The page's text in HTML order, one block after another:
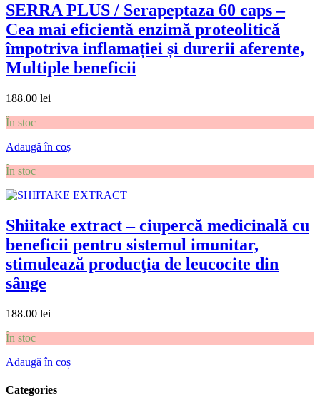
SERRA PLUS / Serapeptaza 60 caps –
Cea mai eficientă enzimă proteolitică
împotriva inflamației și durerii aferente,
Multiple beneficii
188.00 lei
În stoc
Adaugă în coș
În stoc
Shiitake extract – ciupercă medicinală cu
beneficii pentru sistemul imunitar,
stimulează producţia de leucocite din
sânge
188.00 lei
În stoc
Adaugă în coș
Categories